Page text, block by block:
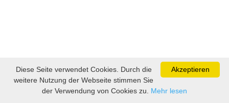
Akzeptieren
Diese Seite verwendet Cookies. Durch die
weitere Nutzung der Webseite stimmen Sie
der Verwendung von Cookies zu. Mehr lesen